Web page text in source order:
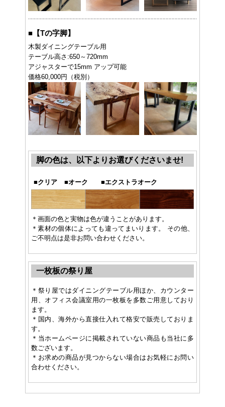
■ 【Tの字脚】
木製ダイニングテーブル用
テーブル高さ:650～720mm
アジャスターで15mm アップ可能
価格60,000円（税別）
脚の色は、以下よりお選びくださいませ!
■クリア ■オーク ■エクストラオーク
＊画面の色と実物は色が違うことがあります。
＊素材の個体によっても違ってまいります。 その他、
ご不明点は是非お問い合わせください。
一枚板の祭り屋
＊祭り屋ではダイニングテーブル用ほか、カウンター
用、オフィス会議室用の一枚板を多数ご用意しており
ます。
＊国内、海外から直接仕入れて格安で販売しておりま
す。
＊当ホームページに掲載されていない商品も当社に多
数ございます。
＊お求めの商品が見つからない場合はお気軽にお問い
合わせください。